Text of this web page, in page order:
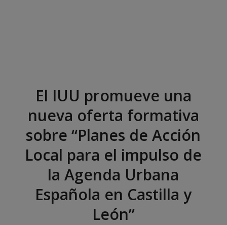
El IUU promueve una
nueva oferta formativa
sobre “Planes de Acción
Local para el impulso de
la Agenda Urbana
Española en Castilla y
León”